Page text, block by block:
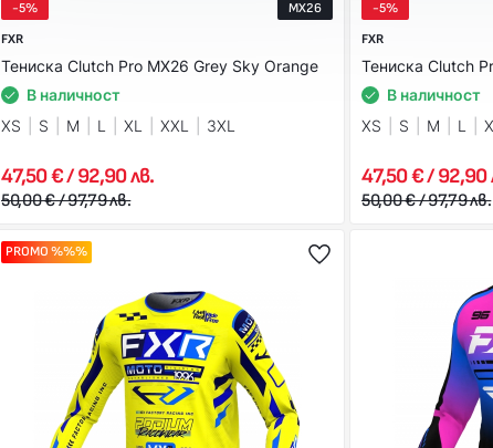
-5%
MX26
FXR
Тениска Clutch Pro MX26 Grey Sky Orange
В наличност
XS
S M L XL XXL 3XL
47,50 € / 92,90 лв.
50,00 € / 97,79 лв.
-5%
FXR
Тениска Clutch
В наличност
XS
S M L
47,50 € / 92,90
50,00 € / 97,79 лв.
PROMO %%%